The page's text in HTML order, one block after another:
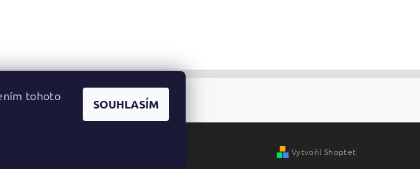
Vytvořil Shoptet
tohoto
SOUHLASÍM